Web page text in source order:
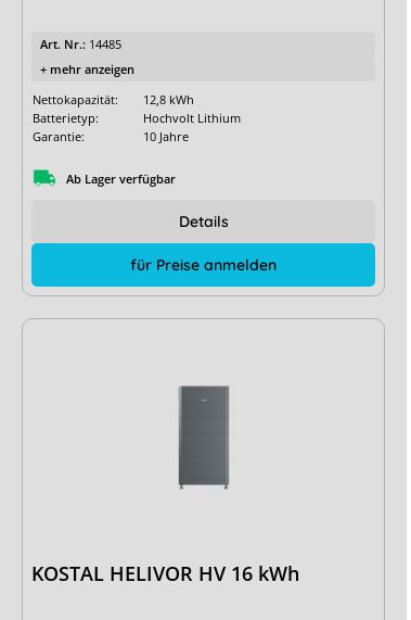
Art. Nr.: 14485
+ mehr anzeigen
Nettokapazität:
12,8 kWh
Batterietyp:
Hochvolt Lithium
Garantie:
10 Jahre
Ab Lager verfügbar
für Preise anmelden
Details
KOSTAL HELIVOR HV 16 kWh